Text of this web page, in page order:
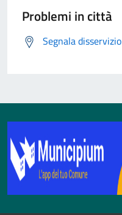
Problemi in città
Segnala disservizio